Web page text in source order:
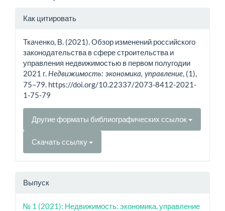
Информация
о статье
Как цитировать
Ткаченко, В. (2021). Обзор изменений российского
законодательства в сфере строительства и
управления недвижимостью в первом полугодии
2021 г. Недвижимость: экономика, управление, (1),
75–79. https://doi.org/10.22337/2073-8412-2021-
1-75-79
Другие форматы библиографических ссылок
Скачать ссылку
Выпуск
№ 1 (2021): Недвижимость: экономика, управление